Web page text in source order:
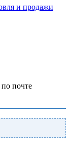
и продажи
почте